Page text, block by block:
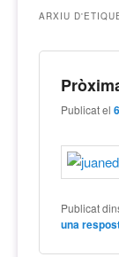
ARXIU
Publicat el
Publicat
una